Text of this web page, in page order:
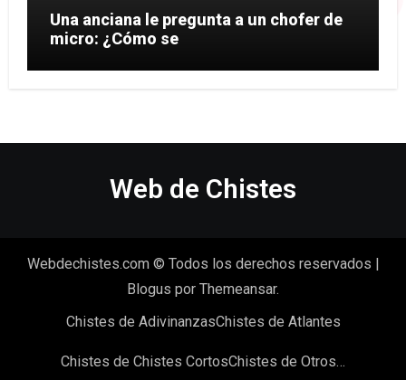
Una anciana le pregunta a un chofer de
micro: ¿Cómo se
Web de Chistes
Webdechistes.com © Todos los derechos reservados
Blogus por Themeansar.
Chistes de AdivinanzasChistes de Atlantes
Chistes de Chistes CortosChistes de Otros…